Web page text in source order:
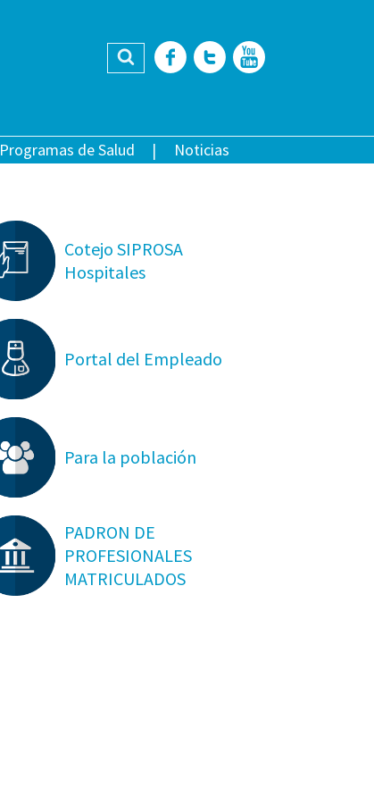
Buscar Facebook
Twitter
Programas de Salud Noticias
Cotejo SIPROSA
Hospitales
Portal del Empleado
Para la población
PADRON DE
PROFESIONALES
MATRICULADOS